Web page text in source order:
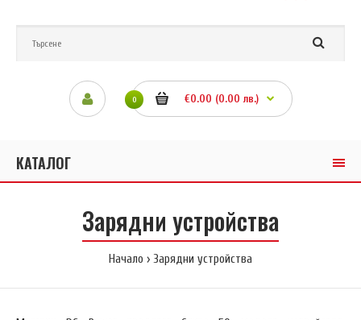
0 €0.00 (0.00 лв.)
КАТАЛОГ
Зарядни устройства
Начало Зарядни устройства